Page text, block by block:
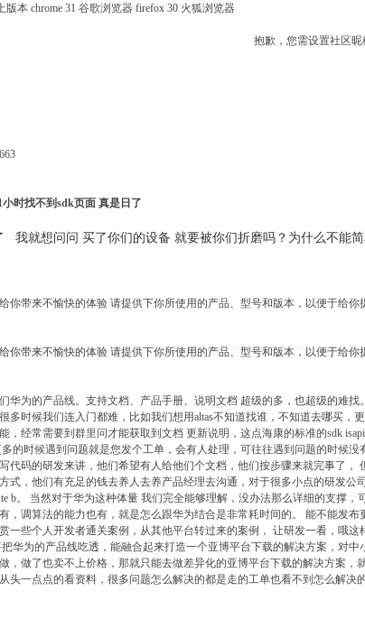
版本 chrome 31 谷歌浏览器 firefox 30 火狐浏览器
抱歉，您需设置社区昵
时找不到sdk页面 真是日了
我就想问问 买了你们的设备 就要被你们折磨吗？为什么不能
你带来不愉快的体验 请提供下你所使用的产品、型号和版本，以便于给你
你带来不愉快的体验 请提供下你所使用的产品、型号和版本，以便于给你
华为的产品线。支持文档、产品手册、说明文档 超级的多，也超级的难
多时候我们连入门都难，比如我们想用altas不知道找谁，不知道去哪买
，经常需要到群里问才能获取到文档 更新说明，这点海康的标准的sdk
多的时候遇到问题就是您发个工单，会有人处理，可往往遇到问题的时候
代码的研发来讲，他们希望有人给他们个文档，他们按步骤来就完事了
式，他们有充足的钱去养人去养产品经理去沟通，对于很多小点的研发
b。 当然对于华为这种体量 我们完全能够理解，没办法那么详细的支撑
，调算法的能力也有，就是怎么跟华为结合是非常耗时间的。 能不能发
一些个人开发者通关案例，从其他平台转过来的案例， 让研发一看，哦
华为的产品线吃透，能融合起来打造一个亚博平台下载的解决方案，对
，做了也卖不上价格，那就只能去做差异化的亚博平台下载的解决方案
头一点点的看资料，很多问题怎么解决的都是走的工单也看不到怎么解决